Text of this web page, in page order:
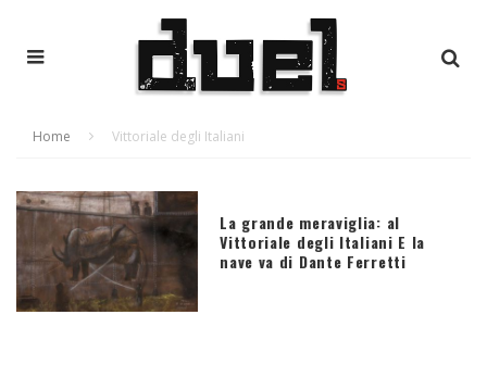
Home Vittoriale degli Italiani
La grande meraviglia: al
Vittoriale degli Italiani E la
nave va di Dante Ferretti